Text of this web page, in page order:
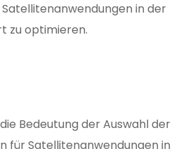
in der
zu optimieren.
Bedeutung der Auswahl der
für Satellitenanwendungen in